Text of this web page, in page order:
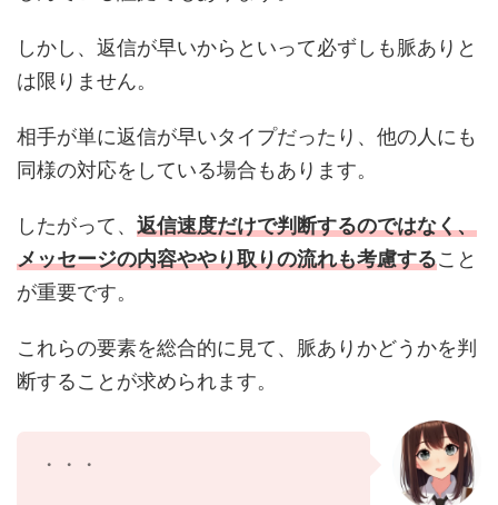
しかし、返信が早いからといって必ずしも脈ありと
は限りません。
相手が単に返信が早いタイプだったり、他の人にも
同様の対応をしている場合もあります。
したがって、 返信速度だけで判断するのではなく、
メッセージの内容ややり取りの流れも考慮する こと
が重要です。
これらの要素を総合的に見て、脈ありかどうかを判
断することが求められます。
・・・